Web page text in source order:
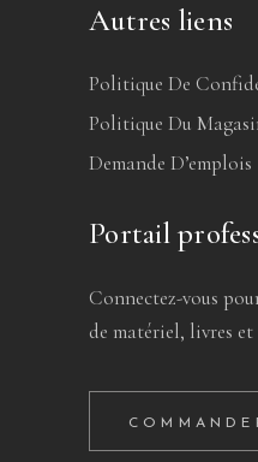
Autres liens
Politique De
Politique Du
Demande D’emplois
Portail
Connectez-vous
de matériel, livres et